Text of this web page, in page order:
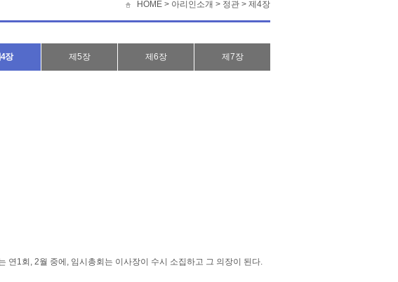
HOME > 아리인소개 > 정관 > 제4장
장 제5장 제6장 제7장
1회, 2월 중에, 임시총회는 이사장이 수시 소집하고 그 의장이 된다.